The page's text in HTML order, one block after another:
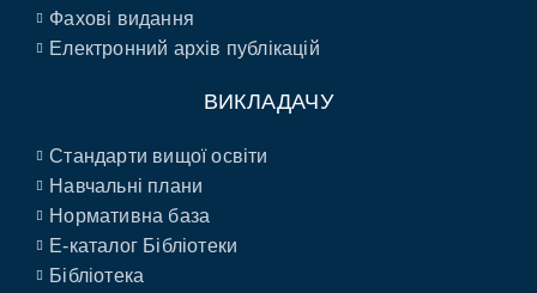
Фахові видання
Електронний архів публікацій
ВИКЛАДАЧУ
Стандарти вищої освіти
Навчальні плани
Нормативна база
E-каталог Бібліотеки
Бібліотека